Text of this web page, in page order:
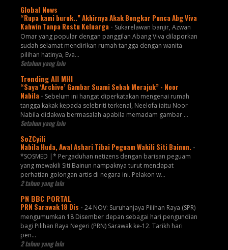
Global News
“Rupa kami buruk..” Akhirnya Akak Bongkar Punca Abg Viva
Kahwin Tanpa Restu Keluarga - Sukarelawan banjir, Azwan
Omar yang popular dengan panggilan Abang Viva dilaporkan
sudah selamat mendirikan rumah tangga dengan wanita
pilihan hatinya, Eva...
Setahun yang lalu
Trending All MHI
“Saya ‘Archive’ Gambar Suami Sebab Merajuk” - Noor
Nabila - Sebelum ini hangat diperkatakan mengenai rumah
tangga kakak kepada selebriti terkenal, Neelofa iaitu Noor
Nabila didakwa bermasalah apabila memadam gambar ...
Setahun yang lalu
SoZCyili
Nabila Huda, Awal Ashari Tibai Peguam Wakili Siti Bainun. -
*SOSMED |* Pergaduhan netizens dengan barisan peguam
yang mewakili Siti Bainun nampaknya turut mendapat
perhatian golongan artis di negara ini. Pelakon w...
2 tahun yang lalu
PN BBC PORTAL
PRN Sarawak 18 Dis - 24 NOV: Suruhanjaya Pilihan Raya (SPR)
mengumumkan 18 Disember depan sebagai hari pengundian
bagi Pilihan Raya Negeri (PRN) Sarawak ke-12. Tarikh hari
pen...
2 tahun yang lalu